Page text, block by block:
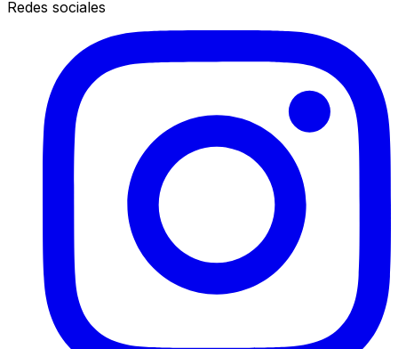
Redes sociales